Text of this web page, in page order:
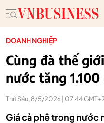
DOANH NGHIỆP
Cùng đà thế
nước tăng
Thứ Sáu, 8/5/2026 | 07:44
Giá cà phê trong nước